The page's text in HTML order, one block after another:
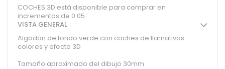
COCHES 3D está disponible para comprar en
incrementos de 0.05
VISTA GENERAL
Algodón de fondo verde con coches de llamativos
colores y efecto 3D
Tamaño aproximado del dibujo 30mm